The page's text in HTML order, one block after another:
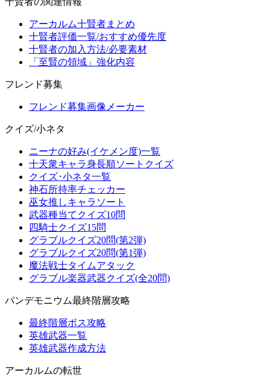
アーカルム十賢者まとめ
十賢者評価一覧/おすすめ優先度
十賢者の加入方法/必要素材
「至賢の領域」強化内容
フレンド募集
フレンド募集画像メーカー
クイズ/小ネタ
ニーナの好み(イケメン度)一覧
十天衆キャラ身長順ソートクイズ
クイズ･小ネタ一覧
神石所持率チェッカー
巫女推しキャラソート
武器種当てクイズ10問
四騎士クイズ15問
グラブルクイズ20問(第2弾)
グラブルクイズ20問(第1弾)
魔法戦士タイムアタック
グラブル楽器武器クイズ(全20問)
パンデモニウム最終階層攻略
最終階層ボス攻略
英雄武器一覧
英雄武器作成方法
アーカルムの転世